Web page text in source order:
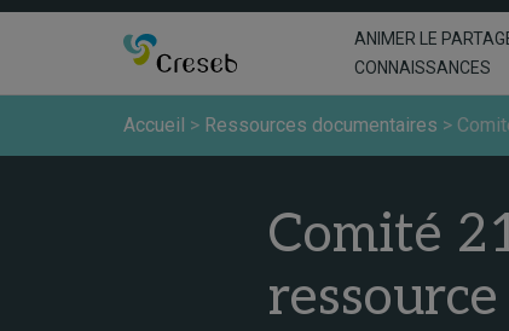
ANIMER LE
CONNAISSANCES
Accueil > Ressources documentaires >
Comité